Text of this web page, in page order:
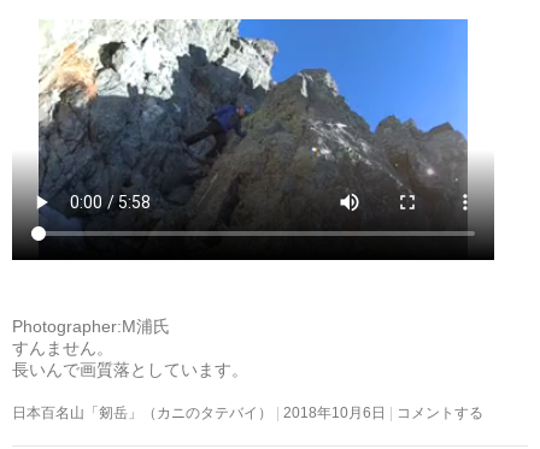
Photographer:M浦氏
すんません。
長いんで画質落としています。
日本百名山「剱岳」（カニのタテバイ） 2018年10月6日 コメントする